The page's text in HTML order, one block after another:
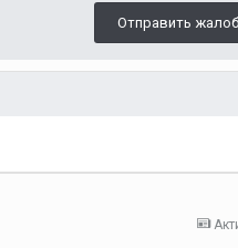
Отправить